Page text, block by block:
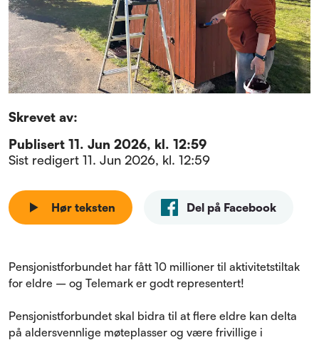
Skrevet av:
Publisert 11. Jun 2026, kl. 12:59
Sist redigert 11. Jun 2026, kl. 12:59
Hør teksten Del på Facebook
Pensjonistforbundet har fått 10 millioner til aktivitetstiltak
for eldre – og Telemark er godt representert!
Pensjonistforbundet skal bidra til at flere eldre kan delta
på aldersvennlige møteplasser og være frivillige i